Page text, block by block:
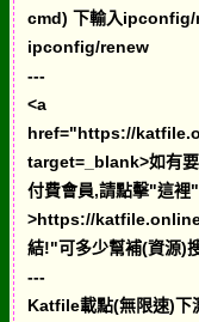
cmd) 下輸入ipconfig/
ipconfig/renew
---
<a
href="https://
target=_blank>如有
付費會員,請點擊"這裡
>https://
結!"可多少幫補(資源)
---
Katfile載點(無限速)下